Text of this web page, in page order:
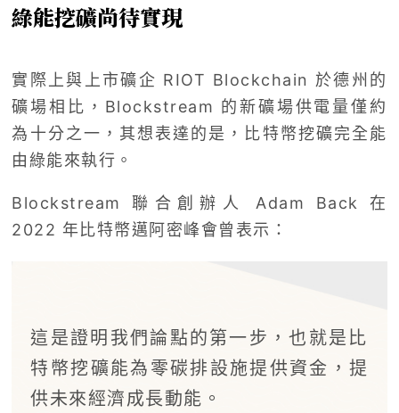
綠能挖礦尚待實現
實際上與上市礦企 RIOT Blockchain 於德州的
礦場相比，Blockstream 的新礦場供電量僅約
為十分之一，其想表達的是，比特幣挖礦完全能
由綠能來執行。
Blockstream 聯合創辦人 Adam Back 在
2022 年比特幣邁阿密峰會曾表示：
這是證明我們論點的第一步，也就是比
特幣挖礦能為零碳排設施提供資金，提
供未來經濟成長動能。